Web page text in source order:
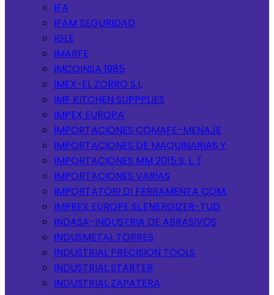
IFA
IFAM SEGURIDAD
IGLE
IMARFE
IMCOINSA 1985
IMEX-EL ZORRO S.L
IMF KITCHEN SUPPPLIES
IMPEX EUROPA
IMPORTACIONES COMAFE-MENAJE
IMPORTACIONES DE MAQUINARIAS Y
IMPORTACIONES MM 2015 S, L. (
IMPORTACIONES VARIAS
IMPORTATORI DI FERRAMENTA COM.
IMPREX EUROPE SL.ENERGIZER-TUD
INDASA-INDUSTRIA DE ABRASIVOS
INDUSMETAL TORRES
INDUSTRIAL PRECISION TOOLS
INDUSTRIAL STARTER
INDUSTRIAL ZAPATERA